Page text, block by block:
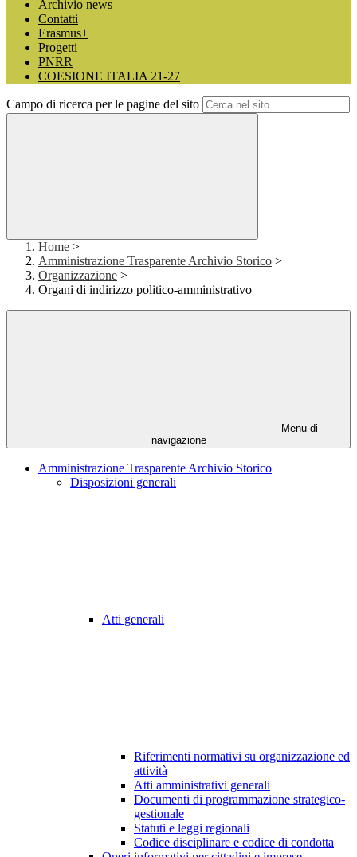
Archivio news
Contatti
Erasmus+
Progetti
PNRR
COESIONE ITALIA 21-27
Campo di ricerca per le pagine del sito
Home >
Amministrazione Trasparente Archivio Storico >
Organizzazione >
Organi di indirizzo politico-amministrativo
Menu di
navigazione
Amministrazione Trasparente Archivio Storico
Disposizioni generali
Atti generali
Riferimenti normativi su organizzazione ed
attività
Atti amministrativi generali
Documenti di programmazione strategico-
gestionale
Statuti e leggi regionali
Codice disciplinare e codice di condotta